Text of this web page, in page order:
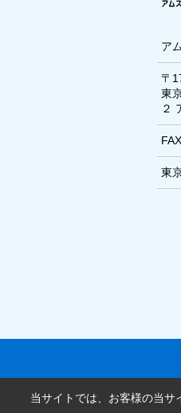
ア
〒
東
２
東
当サイトでは、お客様の当サ